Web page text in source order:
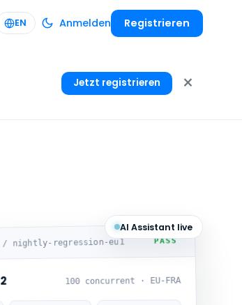
EN Anmelden Registrieren
Jetzt registrieren ×
/ nightly-regression-eu1 PASS
100 concurrent · EU-FRA
AI Assistant live